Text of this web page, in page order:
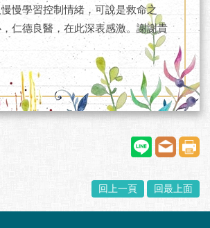
慢學習控制情緒，可說是救命之
仁德良醫，在此深表感激。謝謝貴
回上一頁 回最上面